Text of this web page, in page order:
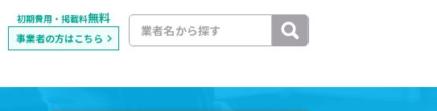
初期費用・掲載料無料
事業者の方はこちら